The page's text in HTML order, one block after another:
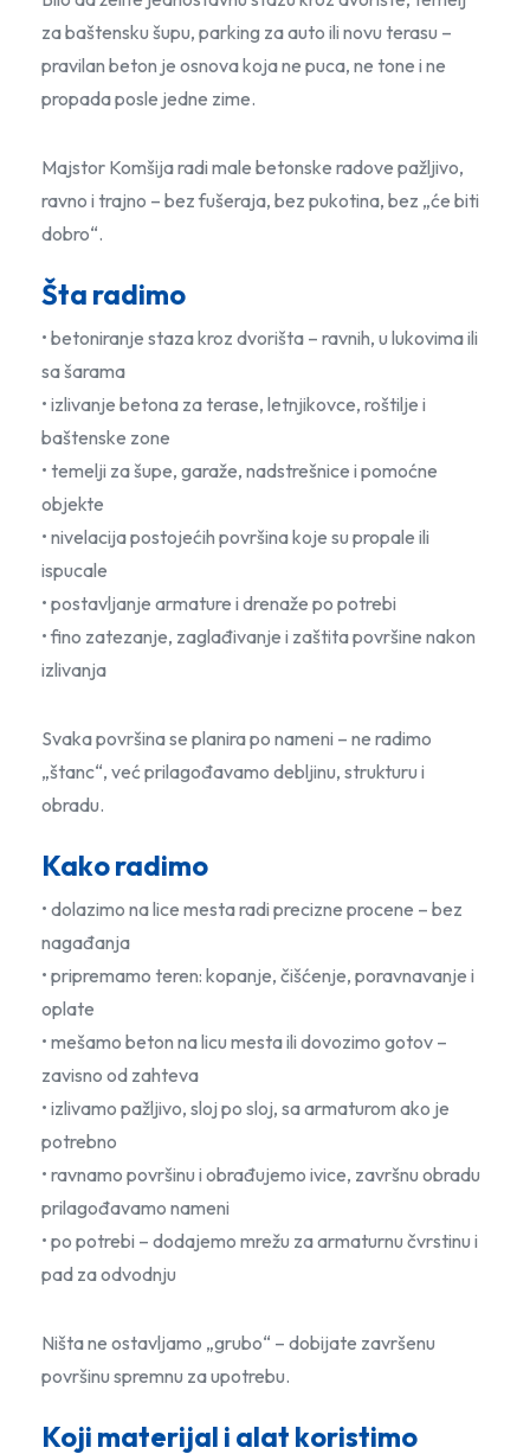
za baštensku šupu, parking za auto ili novu terasu –
pravilan beton je osnova koja ne puca, ne tone i ne
propada posle jedne zime.
Majstor Komšija radi male betonske radove pažljivo,
ravno i trajno – bez fušeraja, bez pukotina, bez „će biti
dobro“.
Šta radimo
• betoniranje staza kroz dvorišta – ravnih, u lukovima ili
sa šarama
• izlivanje betona za terase, letnjikovce, roštilje i
baštenske zone
• temelji za šupe, garaže, nadstrešnice i pomoćne
objekte
• nivelacija postojećih površina koje su propale ili
ispucale
• postavljanje armature i drenaže po potrebi
• fino zatezanje, zaglađivanje i zaštita površine nakon
izlivanja
Svaka površina se planira po nameni – ne radimo
„štanc“, već prilagođavamo debljinu, strukturu i
obradu.
Kako radimo
• dolazimo na lice mesta radi precizne procene – bez
nagađanja
• pripremamo teren: kopanje, čišćenje, poravnavanje i
oplate
• mešamo beton na licu mesta ili dovozimo gotov –
zavisno od zahteva
• izlivamo pažljivo, sloj po sloj, sa armaturom ako je
potrebno
• ravnamo površinu i obrađujemo ivice, završnu obradu
prilagođavamo nameni
• po potrebi – dodajemo mrežu za armaturnu čvrstinu i
pad za odvodnju
Ništa ne ostavljamo „grubo“ – dobijate završenu
površinu spremnu za upotrebu.
Koji materijal i alat koristimo